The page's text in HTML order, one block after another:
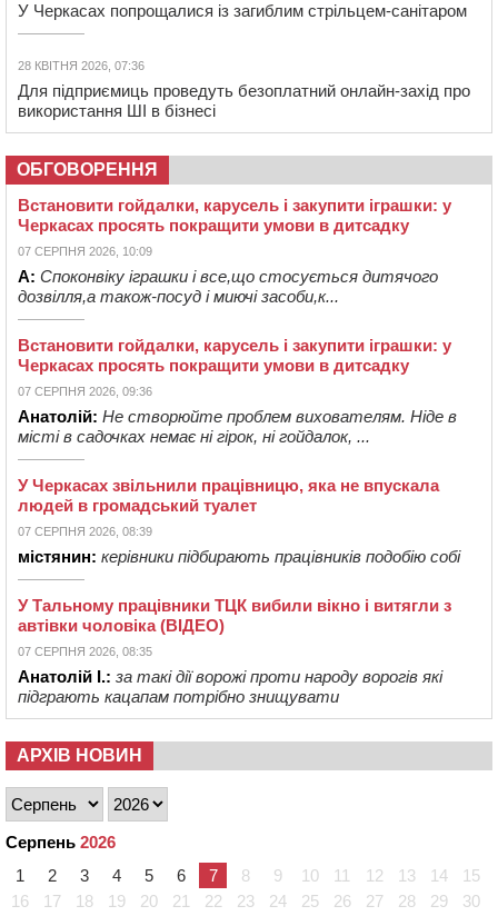
У Черкасах попрощалися із загиблим стрільцем-санітаром
28 КВІТНЯ 2026, 07:36
Для підприємиць проведуть безоплатний онлайн-захід про
використання ШІ в бізнесі
ОБГОВОРЕННЯ
Встановити гойдалки, карусель і закупити іграшки: у
Черкасах просять покращити умови в дитсадку
07 СЕРПНЯ 2026, 10:09
А: Споконвіку іграшки і все,що стосується дитячого
дозвілля,а також-посуд і миючі засоби,к...
Встановити гойдалки, карусель і закупити іграшки: у
Черкасах просять покращити умови в дитсадку
07 СЕРПНЯ 2026, 09:36
Анатолій: Не створюйте проблем вихователям. Ніде в
місті в садочках немає ні гірок, ні гойдалок, ...
У Черкасах звільнили працівницю, яка не впускала
людей в громадський туалет
07 СЕРПНЯ 2026, 08:39
містянин: керівники підбирають працівників подобію собі
У Тальному працівники ТЦК вибили вікно і витягли з
автівки чоловіка (ВІДЕО)
07 СЕРПНЯ 2026, 08:35
Анатолій І.: за такі дії ворожі проти народу ворогів які
підграють кацапам потрібно знищувати
АРХІВ НОВИН
Серпень 2026
1
2 3 4 5 6 7 8 9 10 11 12 13 14
15
16
17 18 19 20 21 22 23 24 25 26 27 28 29 30